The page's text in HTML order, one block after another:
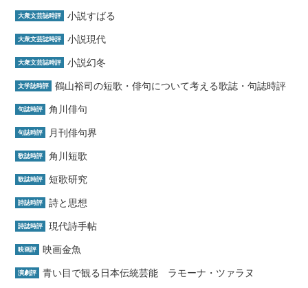
大衆文芸誌時評 小説すばる
大衆文芸誌時評 小説現代
大衆文芸誌時評 小説幻冬
文学誌時評 鶴山裕司の短歌・俳句について考える歌誌・句誌時評
句誌時評 角川俳句
句誌時評 月刊俳句界
歌誌時評 角川短歌
歌誌時評 短歌研究
詩誌時評 詩と思想
詩誌時評 現代詩手帖
映画評 映画金魚
演劇評 青い目で観る日本伝統芸能 ラモーナ・ツァラヌ